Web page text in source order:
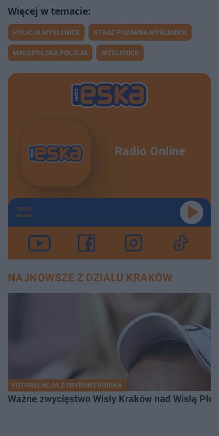
POLICJA MYŚLENICE STRAŻ POŻARNA MYŚLENICE
MAŁOPOLSKA POLICJA MYŚLENICE
Radio Online
TERAZ
GRAMY
NAJNOWSZE Z DZIAŁU KRAKÓW
FOTORELACJA Z TRYBUN I BOISKA
Ważne zwycięstwo Wisły Kraków nad Wisłą